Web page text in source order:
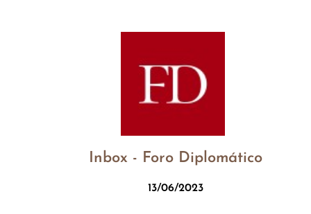
Inbox - Foro Diplomático
13/06/2023